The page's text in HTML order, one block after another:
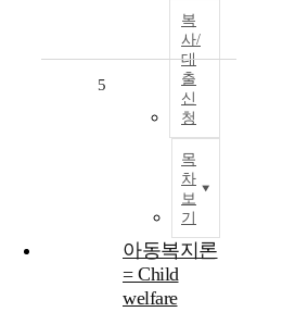
복
사/
대
출
신
청
목
차
보
기
5
아동복지론
= Child
welfare